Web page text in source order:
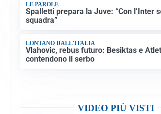
LE PAROLE
Spalletti prepara la Juve: “Con l’Inter
squadra”
LONTANO DALL'ITALIA
Vlahovic, rebus futuro: Besiktas e
contendono il serbo
VIDEO PIÙ VISTI